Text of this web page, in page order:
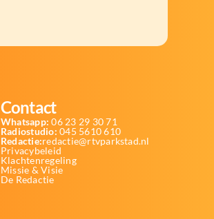
Contact
Whatsapp: 06 23 29 30 71
Radiostudio: 045 5610 610
Redactie:redactie@rtvparkstad.nl
Privacybeleid
Klachtenregeling
Missie & Visie
De Redactie